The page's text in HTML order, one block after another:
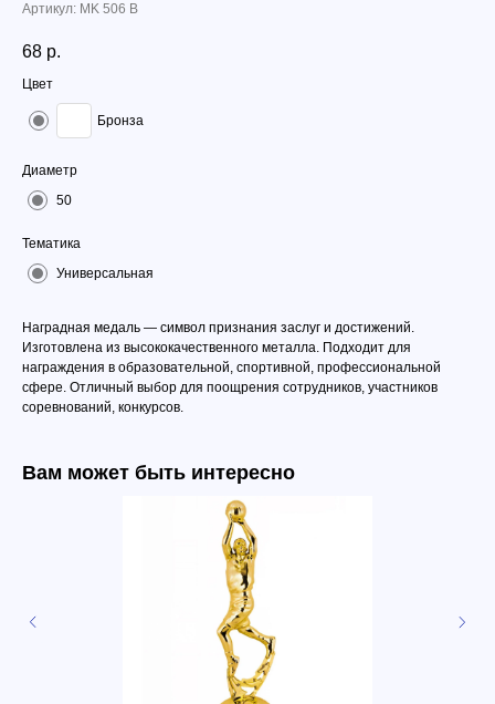
Артикул: МK 506 B
68 р.
Цвет
Бронза
Диаметр
50
Тематика
Универсальная
Наградная медаль — символ признания заслуг и достижений.
Изготовлена из высококачественного металла. Подходит для
награждения в образовательной, спортивной, профессиональной
сфере. Отличный выбор для поощрения сотрудников, участников
соревнований, конкурсов.
Вам может быть интересно